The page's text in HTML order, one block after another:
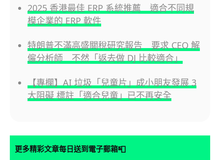
2025 香港最佳 ERP 系統推薦 適合不同規
模企業的 ERP 軟件
特朗普不滿高盛關稅研究報告 要求 CEO 解
僱分析師 不然「返去做 DJ 比較適合」
【專欄】AI 垃圾「兒童片」成小朋友發展 3
大阻礙 標註「適合兒童」已不再安全
更多精彩文章每日送到電子郵箱📮